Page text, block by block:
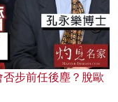
步前任後塵？脫歐